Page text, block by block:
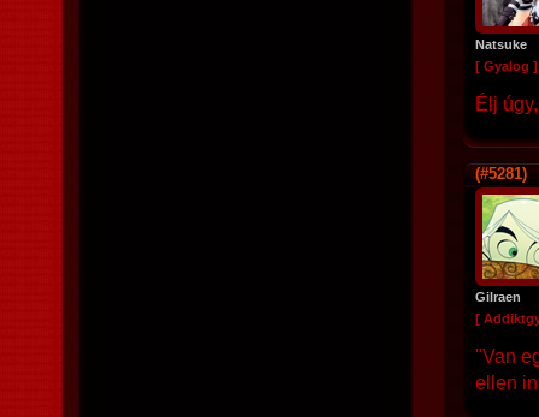
Natsuke
[ Gyalog ]
Élj
(#5281)
Gilraen
[
"Van
ellen